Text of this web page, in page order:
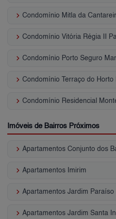
keyboard_arrow_right Condomínio Mitla da
keyboard_arrow_right Condomínio Vitória Régia II
keyboard_arrow_right Condomínio Porto Seguro
keyboard_arrow_right Condomínio Terraço do Horto
keyboard_arrow_right
Imóveis de Bairros Próximos
keyboard_arrow_right Apartamentos Conjunto dos
keyboard_arrow_right Apartamentos Imirim
keyboard_arrow_right Apartamentos Jardim Paraíso
keyboard_arrow_right Apartamentos Jardim Santa